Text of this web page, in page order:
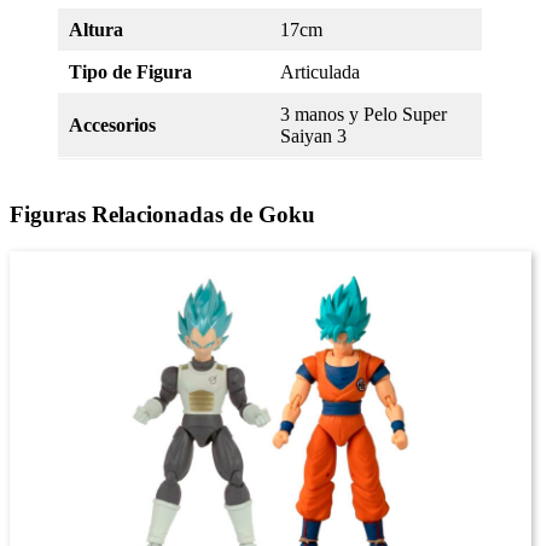
Altura 17cm
Tipo de Figura Articulada
Accesorios
3 manos y Pelo Super
Saiyan 3
Figuras Relacionadas de Goku